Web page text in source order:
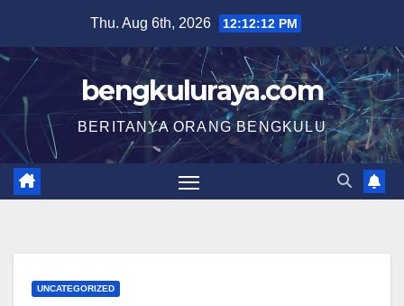
content
Thu. Aug 6th, 2026 12:12:13 PM
bengkuluraya.com
BERITANYA ORANG BENGKULU
UNCATEGORIZED